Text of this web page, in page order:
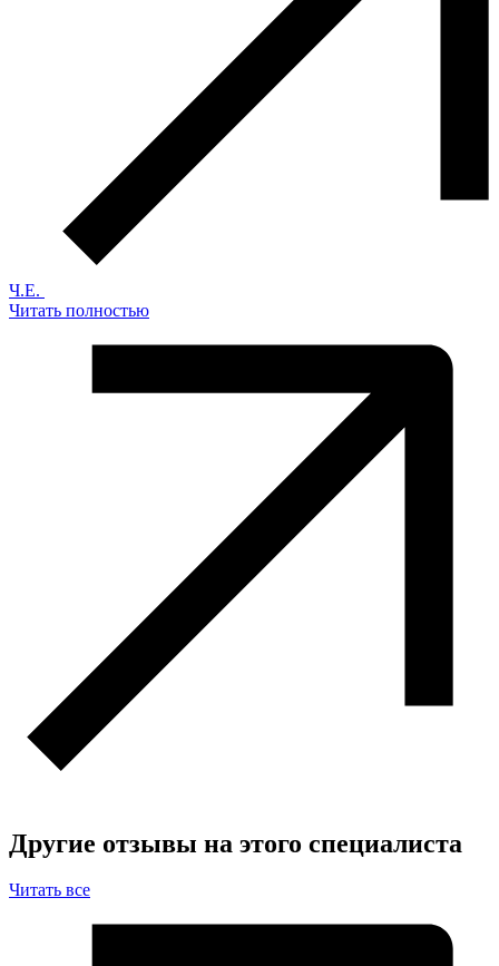
Ч.Е.
Читать полностью
Другие отзывы на этого специалиста
Читать все